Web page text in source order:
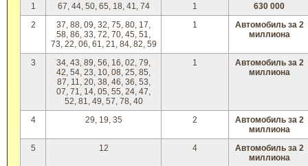
1 67, 44, 50, 65, 18, 41, 74 1
630 000
2
37, 88, 09, 32, 75, 80, 17,
58, 86, 33, 72, 70, 45, 51,
73, 22, 06, 61, 21, 84, 82, 59
1
Автомобиль за 2
миллиона
3
34, 43, 89, 56, 16, 02, 79,
42, 54, 23, 10, 08, 25, 85,
87, 11, 20, 38, 46, 36, 53,
07, 71, 14, 05, 55, 24, 47,
52, 81, 49, 57, 78, 40
1
Автомобиль за 2
миллиона
4 29, 19, 35 2
Автомобиль за 2
миллиона
5
12 4
Автомобиль за 2
миллиона